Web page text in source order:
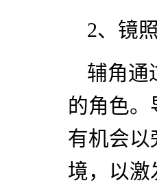
2、 镜
辅角通
的角色
有机会以
境，以激